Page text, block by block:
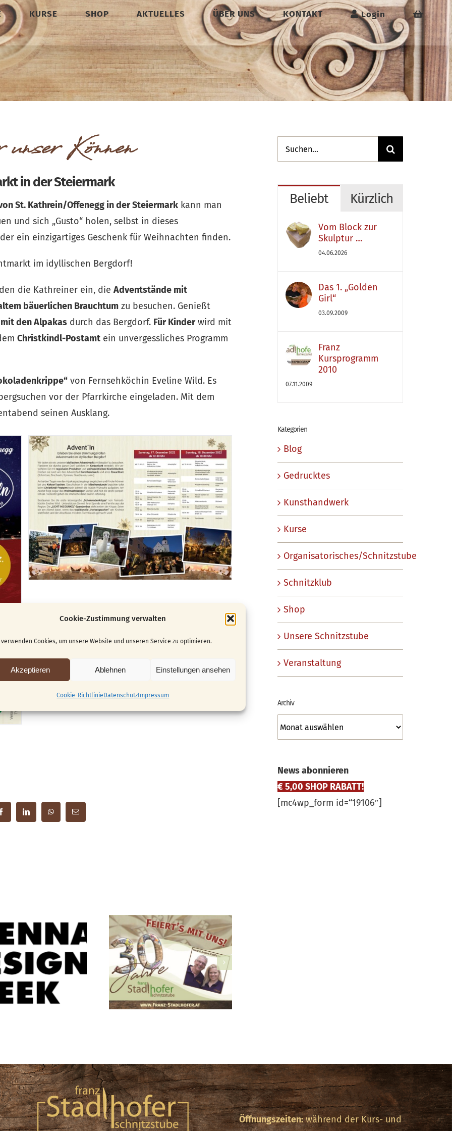
Cookie-Zustimmung verwalten
verwenden Cookies, um unsere Website und unseren Service zu optimieren.
Akzeptieren Ablehnen Einstellungen ansehen
Cookie-Richtlinie Datenschutz Impressum
KURSE SHOP AKTUELLES ÜBER UNS KONTAKT Login
Können
in der Steiermark
St. Kathrein/Offenegg in der Steiermark kann man
und sich „Gusto“ holen, selbst in dieses
ein einzigartiges Geschenk für Weihnachten finden.
im idyllischen Bergdorf!
die Kathreiner ein, die Adventstände mit
bäuerlichen Brauchtum zu besuchen. Genießt
mit den Alpakas durch das Bergdorf. Für Kinderwird mit
Christkindl-Postamt ein unvergessliches Programm
von Fernsehköchin Eveline Wild. Es
vor der Pfarrkirche eingeladen. Mit dem
seinen Ausklang.
läuft …
Suche
nach:
Beliebt Kürzlich
Vom Block zur
Skulptur …
04.06.2026
Das 1. „Golden
Girl“
03.09.2009
Franz
Kursprogramm
2010
07.11.2009
Kategorien
Blog
Gedrucktes
Kunsthandwerk
Kurse
Organisatorisches/Schnitzstube
Schnitzklub
Shop
Unsere Schnitzstube
Veranstaltung
Archiv
Archiv
News abonnieren
€ 5,00 SHOP RABATT!
[mc4wp_form id=“19106″]
Öffnungszeiten:während der Kurs- und